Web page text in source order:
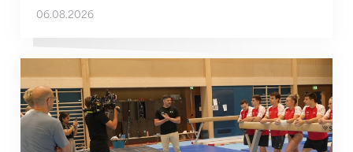
06.08.2026
Mit klaren Zielen nach Zagreb